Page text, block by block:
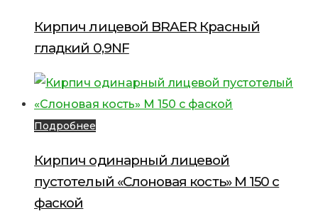
Кирпич лицевой BRAER Красный
гладкий 0,9NF
Подробнее
Кирпич одинарный лицевой
пустотелый «Слоновая кость» М 150 с
фаской